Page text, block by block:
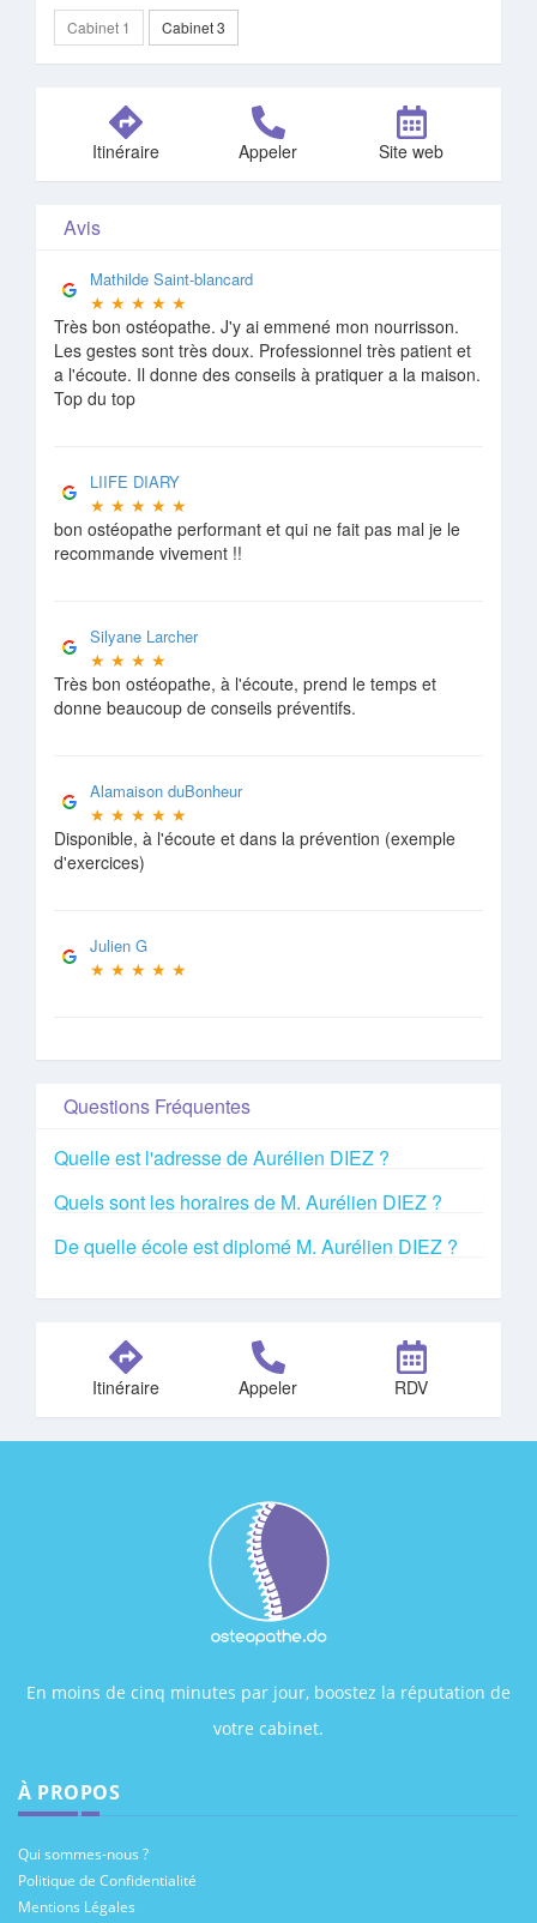
Cabinet 1 Cabinet 3
Itinéraire Appeler Site web
Avis
Mathilde Saint-blancard
★ ★ ★ ★ ★
Très bon ostéopathe. J'y ai emmené mon nourrisson.
Les gestes sont très doux. Professionnel très patient et
a l'écoute. Il donne des conseils à pratiquer a la maison.
Top du top
LIIFE DIARY
★ ★ ★ ★ ★
bon ostéopathe performant et qui ne fait pas mal je le
recommande vivement !!
Silyane Larcher
★ ★ ★ ★
Très bon ostéopathe, à l'écoute, prend le temps et
donne beaucoup de conseils préventifs.
Alamaison duBonheur
★ ★ ★ ★ ★
Disponible, à l'écoute et dans la prévention (exemple
d'exercices)
Julien G
★ ★ ★ ★ ★
Questions Fréquentes
Quelle est l'adresse de Aurélien DIEZ ?
Quels sont les horaires de M. Aurélien DIEZ ?
De quelle école est diplomé M. Aurélien DIEZ ?
Itinéraire Appeler RDV
En moins de cinq minutes par jour, boostez la réputation de
votre cabinet.
À PROPOS
Qui sommes-nous ?
Politique de Confidentialité
Mentions Légales